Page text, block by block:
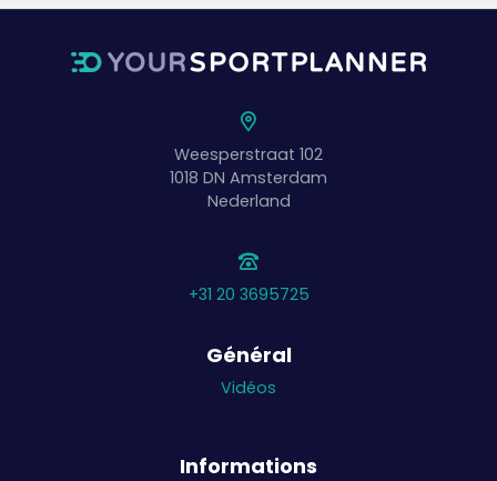
Weesperstraat 102
1018 DN Amsterdam
Nederland
+31 20 3695725
Général
Vidéos
Informations